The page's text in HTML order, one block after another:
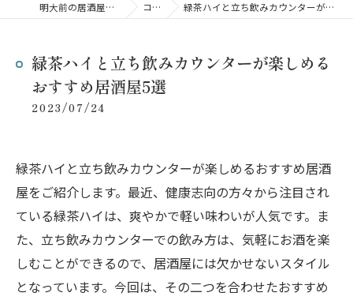
明大前の居酒屋なら立呑み 我海 コラム 緑茶ハイと立ち飲みカウンターが楽しめるおすすめ居酒屋5選
緑茶ハイと立ち飲みカウンターが楽しめる
おすすめ居酒屋5選
2023/07/24
緑茶ハイと立ち飲みカウンターが楽しめるおすすめ居酒
屋をご紹介します。最近、健康志向の方々から注目され
ている緑茶ハイは、爽やかで軽い味わいが人気です。ま
た、立ち飲みカウンターでの飲み方は、気軽にお酒を楽
しむことができるので、居酒屋には欠かせないスタイル
となっています。今回は、その二つを合わせたおすすめ